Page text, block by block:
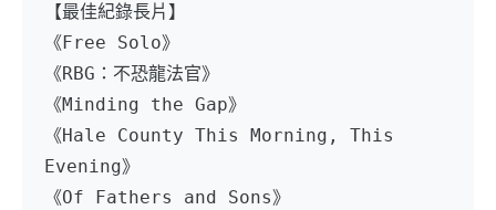
【最佳紀錄長片】
《Free Solo》
《RBG：不恐龍法官》
《Minding the Gap》
《Hale County This Morning, This
Evening》
《Of Fathers and Sons》